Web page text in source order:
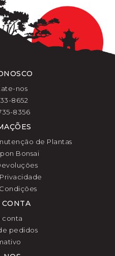
nos
8652
8356
de Plantas
Bonsai
conta
pedidos